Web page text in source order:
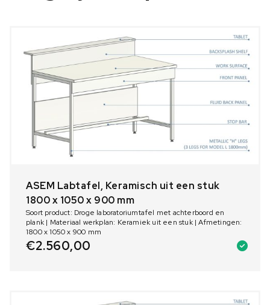
ASEM Labtafel, Keramisch uit een stuk
1800 x 1050 x 900 mm
Soort product: Droge laboratoriumtafel met achterboord en
plank | Materiaal werkplan: Keramiek uit een stuk | Afmetingen:
1800 x 1050 x 900 mm
€2.560,00